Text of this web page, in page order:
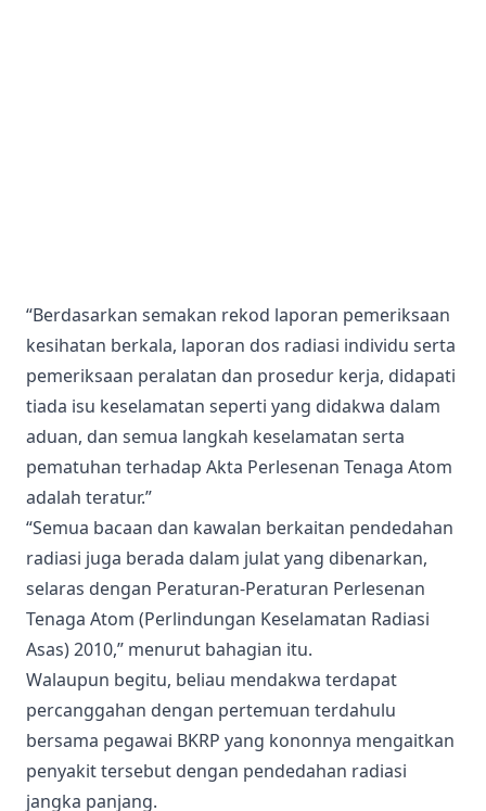
“Berdasarkan semakan rekod laporan pemeriksaan
kesihatan berkala, laporan dos radiasi individu serta
pemeriksaan peralatan dan prosedur kerja, didapati
tiada isu keselamatan seperti yang didakwa dalam
aduan, dan semua langkah keselamatan serta
pematuhan terhadap Akta Perlesenan Tenaga Atom
adalah teratur.”
“Semua bacaan dan kawalan berkaitan pendedahan
radiasi juga berada dalam julat yang dibenarkan,
selaras dengan Peraturan-Peraturan Perlesenan
Tenaga Atom (Perlindungan Keselamatan Radiasi
Asas) 2010,” menurut bahagian itu.
Walaupun begitu, beliau mendakwa terdapat
percanggahan dengan pertemuan terdahulu
bersama pegawai BKRP yang kononnya mengaitkan
penyakit tersebut dengan pendedahan radiasi
jangka panjang.